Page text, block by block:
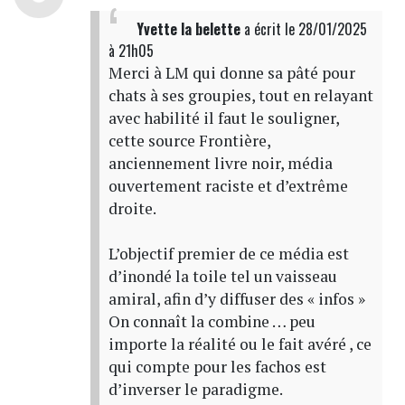
Yvette la belettea écrit le 28/01/2025
à 21h05
Merci à LM qui donne sa pâté pour
chats à ses groupies, tout en relayant
avec habilité il faut le souligner,
cette source Frontière,
anciennement livre noir, média
ouvertement raciste et d’extrême
droite.
L’objectif premier de ce média est
d’inondé la toile tel un vaisseau
amiral, afin d’y diffuser des « infos »
On connaît la combine … peu
importe la réalité ou le fait avéré , ce
qui compte pour les fachos est
d’inverser le paradigme.